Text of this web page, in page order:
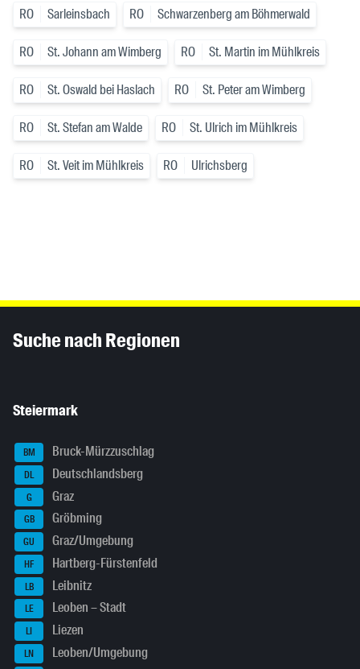
RO Sarleinsbach RO Schwarzenberg am Böhmerwald
RO St. Johann am Wimberg RO St. Martin im Mühlkreis
RO St. Oswald bei Haslach RO St. Peter am Wimberg
RO St. Stefan am Walde RO St. Ulrich im Mühlkreis
RO St. Veit im Mühlkreis RO Ulrichsberg
Suche nach Regionen
Steiermark
BM Bruck-Mürzzuschlag
DL Deutschlandsberg
G Graz
GB Gröbming
GU Graz/Umgebung
HF Hartberg-Fürstenfeld
LB Leibnitz
LE Leoben – Stadt
LI Liezen
LN
Leoben/Umgebung